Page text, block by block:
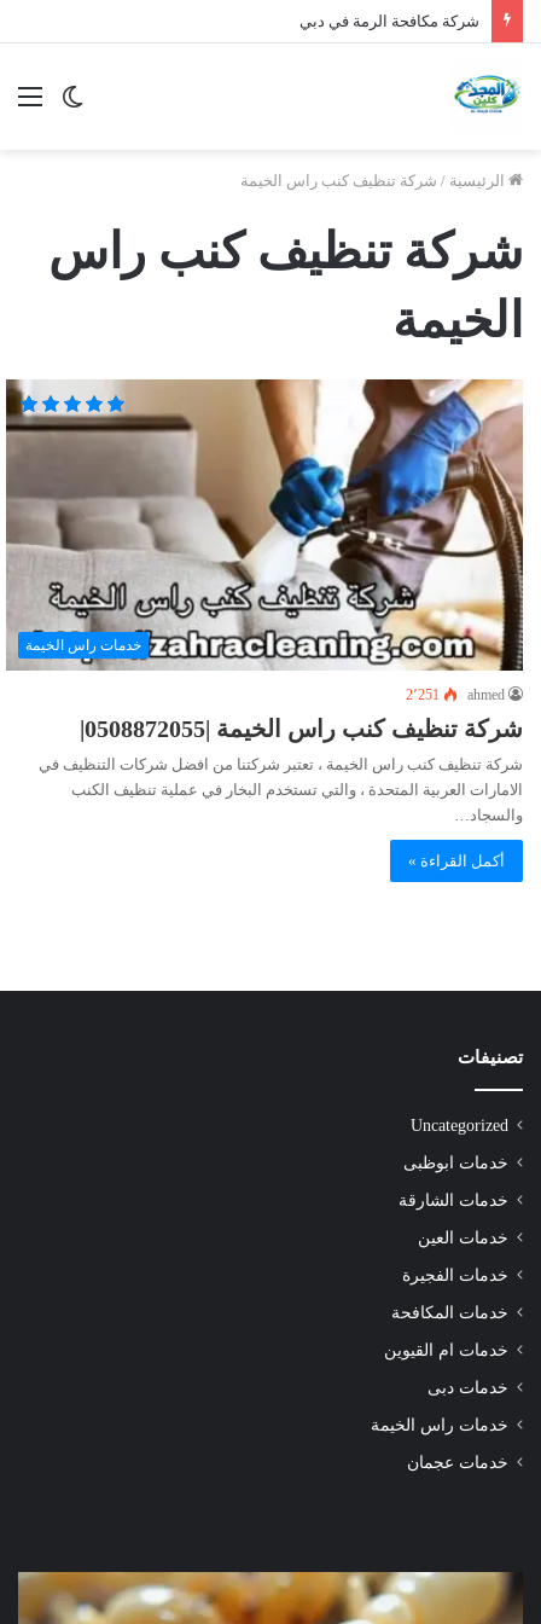
شركة مكافحة الرمة في دبي
الوضع
الرئيسية / شركة تنظيف كنب راس الخيمة
شركة تنظيف كنب راس
الخيمة
خدمات راس الخيمة
ahmed 2٬251
شركة تنظيف كنب راس الخيمة |0508872055|
شركة تنظيف كنب راس الخيمة ، تعتبر شركتنا من افضل شركات التنظيف في
الامارات العربية المتحدة ، والتي تستخدم البخار في عملية تنظيف الكنب
والسجاد…
أكمل القراءة »
تصنيفات
Uncategorized
خدمات ابوظبى
خدمات الشارقة
خدمات العين
خدمات الفجيرة
خدمات المكافحة
خدمات ام القيوين
خدمات دبى
خدمات راس الخيمة
خدمات عجمان
شركة
مكافحة